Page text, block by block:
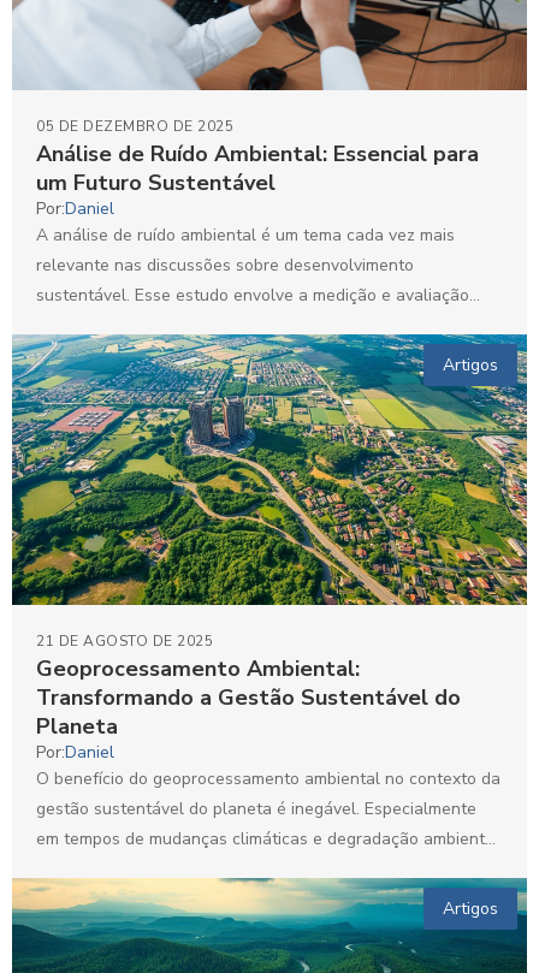
Análise de Ruído Ambiental: Essencial para
um Futuro Sustentável
05 DE DEZEMBRO DE 2025
Por:Daniel
A análise de ruído ambiental é um tema cada vez mais
relevante nas discussões sobre desenvolvimento
sustentável. Esse estudo envolve a medição e avaliação
Artigos
Geoprocessamento Ambiental:
Transformando a Gestão Sustentável do
Planeta
21 DE AGOSTO DE 2025
Por:Daniel
O benefício do geoprocessamento ambiental no contexto da
gestão sustentável do planeta é inegável. Especialmente
em tempos de mudanças climáticas e degradação ambiental,
Artigos